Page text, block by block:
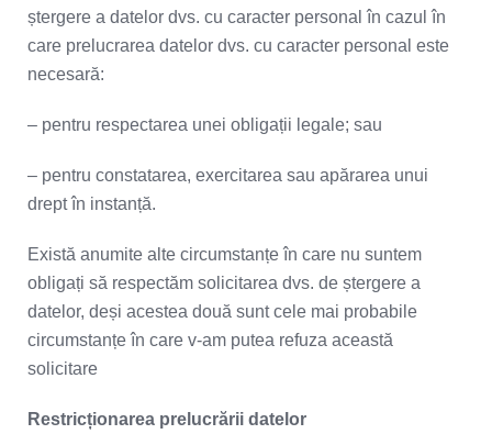
ștergere a datelor dvs. cu caracter personal în cazul în
care prelucrarea datelor dvs. cu caracter personal este
necesară:
– pentru respectarea unei obligații legale; sau
– pentru constatarea, exercitarea sau apărarea unui
drept în instanță.
Există anumite alte circumstanțe în care nu suntem
obligați să respectăm solicitarea dvs. de ștergere a
datelor, deși acestea două sunt cele mai probabile
circumstanțe în care v-am putea refuza această
solicitare
Restricționarea prelucrării datelor